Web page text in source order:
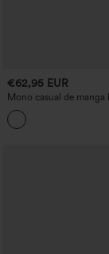
€62,95 EUR
Mono casual de manga
cremallera, pierna
Edición Easy Peezy